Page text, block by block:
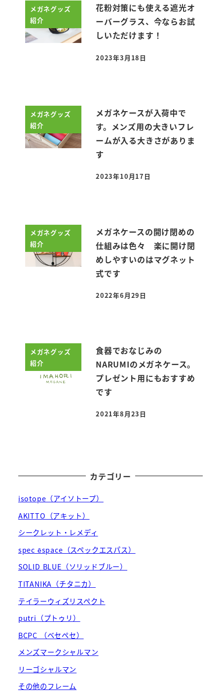
メガネグッズ
紹介
花粉対策にも使える遮光オ
ーバーグラス、今ならお試
しいただけます！
投稿日
2023年3月18日
メガネグッズ
紹介
メガネケースが入荷中で
す。メンズ用の大きいフレ
ームが入る大きさがありま
す
投稿日
2023年10月17日
メガネグッズ
紹介
メガネケースの開け閉めの
仕組みは色々 楽に開け閉
めしやすいのはマグネット
式です
投稿日
2022年6月29日
メガネグッズ
紹介
食器でおなじみの
NARUMIのメガネケース。
プレゼント用にもおすすめ
です
投稿日
2021年8月23日
カテゴリー
isotope（アイソトープ）
AKITTO（アキット）
シークレット・レメディ
spec ēspace（スペックエスパス）
SOLID BLUE（ソリッドブルー）
TITANIKA（チタニカ）
テイラーウィズリスペクト
putri（プトゥリ）
BCPC （ベセペセ）
メンズマークシャルマン
リーゴシャルマン
その他のフレーム